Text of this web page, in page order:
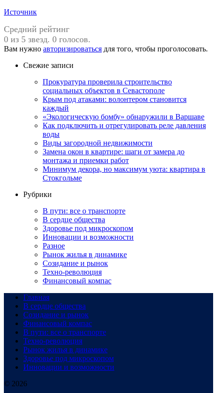
Источник
Средний рейтинг
0 из 5 звезд. 0 голосов.
Вам нужно авторизироваться для того, чтобы проголосовать.
Свежие записи
Прокуратура проверила строительство
социальных объектов в Севастополе
Крым под атаками: волонтером становится
каждый
«Экологическую бомбу» обнаружили в Варшаве
Как подключить и отрегулировать реле давления
воды
Виды загородной недвижимости
Замена окон в квартире: шаги от замера до
монтажа и приемки работ
Минимум декора, но максимум уюта: квартира в
Стокгольме
Рубрики
В пути: все о транспорте
В сердце общества
Здоровье под микроскопом
Инновации и возможности
Разное
Рынок жилья в динамике
Созидание и рынок
Техно-революция
Финансовый компас
Главная
В сердце общества
Созидание и рынок
Финансовый компас
В пути: все о транспорте
Техно-революция
Рынок жилья в динамике
Здоровье под микроскопом
Инновации и возможности
© 2026